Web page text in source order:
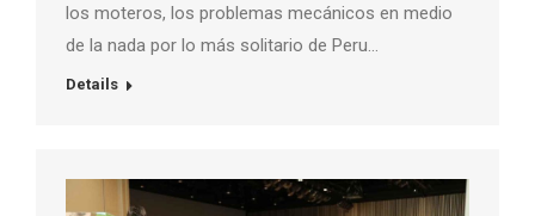
los moteros, los problemas mecánicos en medio
de la nada por lo más solitario de Peru…
Details